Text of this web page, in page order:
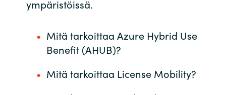
Kingdom of Saudi Arabia
ympäristöissä.
Mitä tarkoittaa Azure Hybrid Use
Benefit (AHUB)?
Mitä tarkoittaa License Mobility?